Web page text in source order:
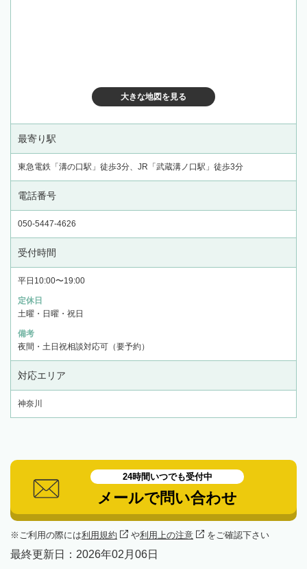
大きな地図を見る
最寄り駅
東急電鉄「溝の口駅」徒歩3分、JR「武蔵溝ノ口駅」徒歩3分
電話番号
050-5447-4626
受付時間
平日10:00〜19:00
定休日
土曜・日曜・祝日
備考
夜間・土日祝相談対応可（要予約）
対応エリア
神奈川
24時間いつでも受付中
メールで問い合わせ
ご利用の際には利用規約 や利用上の注意 をご確認下さい
最終更新日： 2026年02月06日